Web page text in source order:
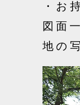
・お
図面
地の